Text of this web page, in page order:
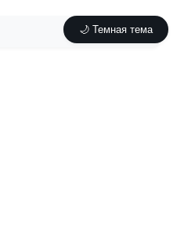
🌙 Темная тема